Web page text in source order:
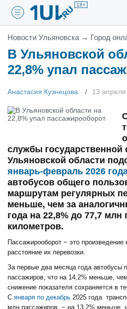
18+
Новости Ульяновска → Город
В Ульяновской
22,8% упал
Анастасия Кузнецова 13
службы государственной
Ульяновской области
январь-февраль 2026
автобусов общего
маршрутам регулярных
меньше, чем за
года на 22,8% до 77,7 млн
километров.
Пассажирооборот − это произведение
расстояние их перевозки.
За первые два месяца года автобусы
пассажиров, что на 14,2% меньше,
снижение показателя сохраняется в
С января по декабрь 2025 года
млн пассажиров − на 13,2% меньше,